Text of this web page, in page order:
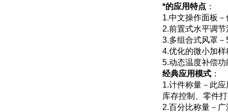
*的应用特点 ：
1.中文操作面板
2.前置式水平调
3.多组合式风罩
4.优化的微小加
5.动态温度补偿
经典应用模式 ：
1.计件称量－此
库存控制、零件
2.百分比称量－